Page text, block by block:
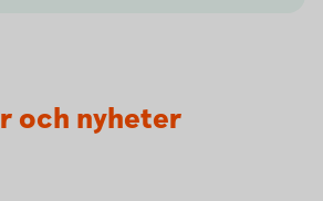
och nyheter